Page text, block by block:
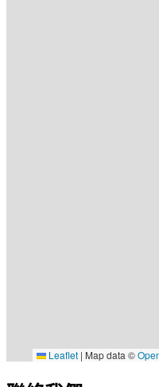
Leaflet | Map data ©